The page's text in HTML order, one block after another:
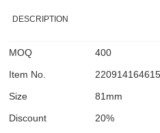
DESCRIPTION
MOQ
400
Item No.
Size
81mm
Discount
20%